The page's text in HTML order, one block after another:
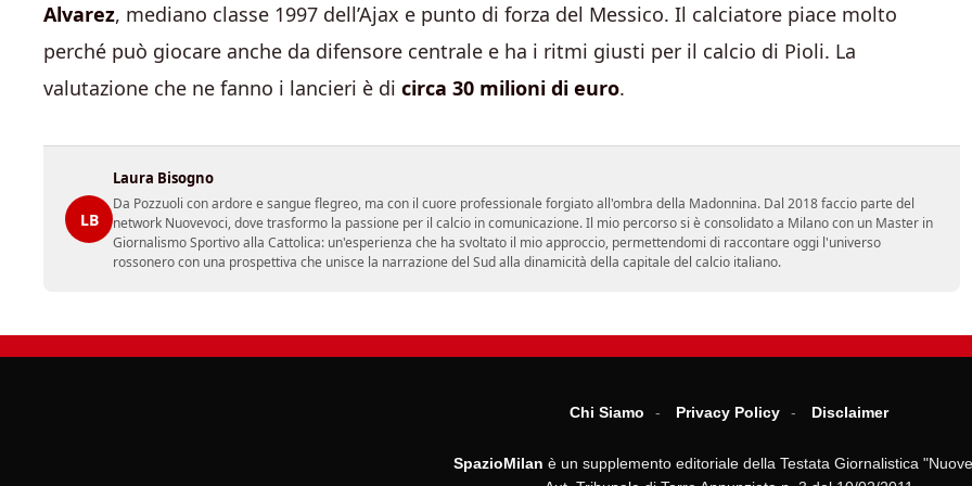
Alvarez, mediano classe 1997 dell’Ajax e punto di forza del Messico. Il calciatore piace molto
perché può giocare anche da difensore centrale e ha i ritmi giusti per il calcio di Pioli. La
valutazione che ne fanno i lancieri è di circa 30 milioni di euro.
LB
Laura Bisogno
Da Pozzuoli con ardore e sangue flegreo, ma con il cuore professionale forgiato all'ombra della Madonnina. Dal 2018 faccio parte del
network Nuovevoci, dove trasformo la passione per il calcio in comunicazione. Il mio percorso si è consolidato a Milano con un Master in
Giornalismo Sportivo alla Cattolica: un'esperienza che ha svoltato il mio approccio, permettendomi di raccontare oggi l'universo
rossonero con una prospettiva che unisce la narrazione del Sud alla dinamicità della capitale del calcio italiano.
Chi Siamo Privacy Policy Disclaimer
SpazioMilan è un supplemento editoriale della Testata Giornalistica